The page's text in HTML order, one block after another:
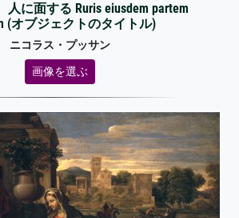
人に面する Ruris eiusdem partem
(オブジェクトのタイトル)
ニコラス・プッサン
画像を選ぶ